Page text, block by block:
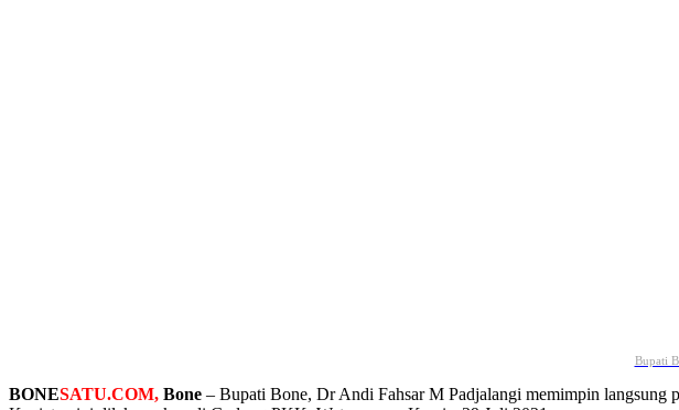
Bupati
BONESATU.COM, Bone – Bupati Bone, Dr Andi Fahsar M Padjalangi memimpin langsung